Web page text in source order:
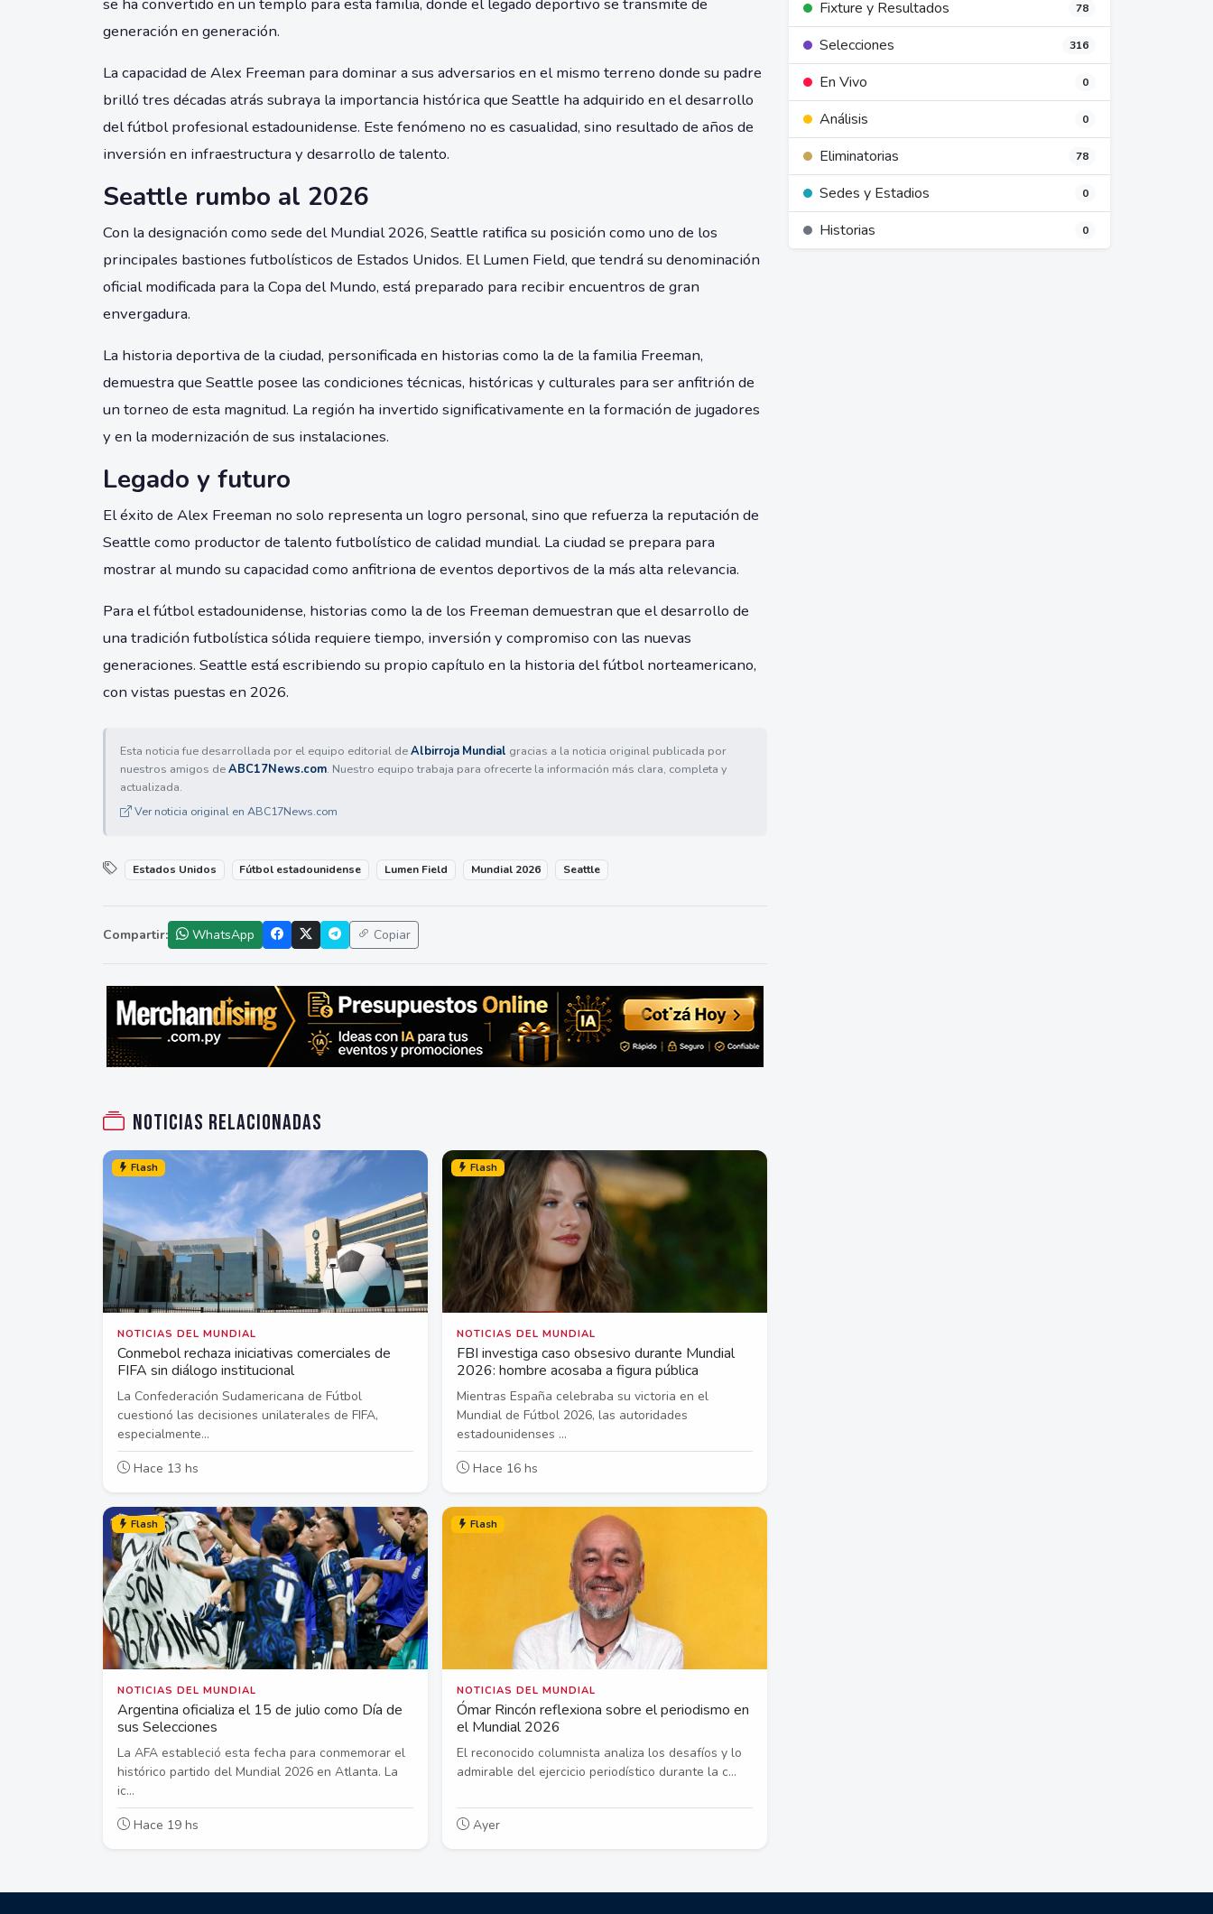
se ha convertido en un templo para esta familia, donde el legado deportivo se transmite de
generación en generación.
La capacidad de Alex Freeman para dominar a sus adversarios en el mismo terreno donde su padre
brilló tres décadas atrás subraya la importancia histórica que Seattle ha adquirido en el desarrollo
del fútbol profesional estadounidense. Este fenómeno no es casualidad, sino resultado de años de
inversión en infraestructura y desarrollo de talento.
Seattle rumbo al 2026
Con la designación como sede del Mundial 2026, Seattle ratifica su posición como uno de los
principales bastiones futbolísticos de Estados Unidos. El Lumen Field, que tendrá su denominación
oficial modificada para la Copa del Mundo, está preparado para recibir encuentros de gran
envergadura.
La historia deportiva de la ciudad, personificada en historias como la de la familia Freeman,
demuestra que Seattle posee las condiciones técnicas, históricas y culturales para ser anfitrión de
un torneo de esta magnitud. La región ha invertido significativamente en la formación de jugadores
y en la modernización de sus instalaciones.
Legado y futuro
El éxito de Alex Freeman no solo representa un logro personal, sino que refuerza la reputación de
Seattle como productor de talento futbolístico de calidad mundial. La ciudad se prepara para
mostrar al mundo su capacidad como anfitriona de eventos deportivos de la más alta relevancia.
Para el fútbol estadounidense, historias como la de los Freeman demuestran que el desarrollo de
una tradición futbolística sólida requiere tiempo, inversión y compromiso con las nuevas
generaciones. Seattle está escribiendo su propio capítulo en la historia del fútbol norteamericano,
con vistas puestas en 2026.
Esta noticia fue desarrollada por el equipo editorial deAlbirroja Mundial gracias a la noticia original publicada por
nuestros amigos deABC17News.com. Nuestro equipo trabaja para ofrecerte la información más clara, completa y
actualizada.
Ver noticia original en ABC17News.com
Estados Unidos Fútbol estadounidense Lumen Field Mundial 2026 Seattle
Compartir: WhatsApp Copiar
Noticias relacionadas
Flash
NOTICIAS DEL MUNDIAL
Conmebol rechaza iniciativas comerciales de
FIFA sin diálogo institucional
La Confederación Sudamericana de Fútbol
cuestionó las decisiones unilaterales de FIFA,
especialmente...
Hace 13 hs
Flash
NOTICIAS DEL MUNDIAL
FBI investiga caso obsesivo durante Mundial
2026: hombre acosaba a figura pública
Mientras España celebraba su victoria en el
Mundial de Fútbol 2026, las autoridades
estadounidenses ...
Hace 16 hs
Flash
NOTICIAS DEL MUNDIAL
Argentina oficializa el 15 de julio como Día de
sus Selecciones
La AFA estableció esta fecha para conmemorar el
histórico partido del Mundial 2026 en Atlanta. La
ic...
Hace 19 hs
Flash
NOTICIAS DEL MUNDIAL
Ómar Rincón reflexiona sobre el periodismo en
el Mundial 2026
El reconocido columnista analiza los desafíos y lo
admirable del ejercicio periodístico durante la c...
Ayer
Fixture y Resultados 78
Selecciones 316
En Vivo 0
Análisis 0
Eliminatorias 78
Sedes y Estadios 0
Historias 0